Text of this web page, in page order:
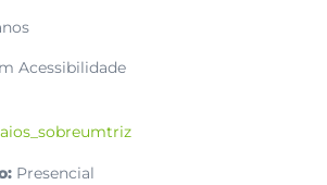
Acessibilidade
Presencial